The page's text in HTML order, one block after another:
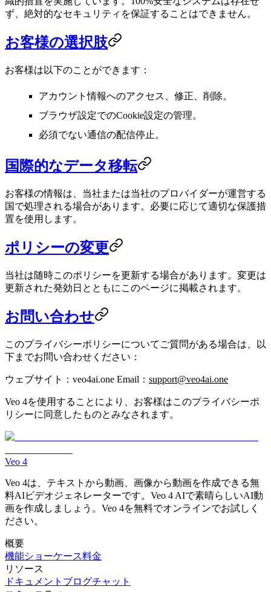
ず、絶対的なセキュリティを保証することはできません。
お客様の選択肢
お客様は以下のことができます：
アカウント情報へのアクセス、修正、削除。
ブラウザ設定でのCookie設定の管理。
必須でない通信の配信停止。
国際的なデータ移転
お客様の情報は、当社または当社のプロバイダーが運営する
国で処理される場合があります。必要に応じて適切な保護措
置を使用します。
ポリシーの変更
当社は随時このポリシーを更新する場合があります。変更は
更新された発効日とともにこのページに掲載されます。
お問い合わせ
このプライバシーポリシーについてご質問がある場合は、以
下までお問い合わせください：
ウェブサイト ：veo4ai.one Email ： support@veo4ai.one
Veo 4を使用することにより、お客様はこのプライバシーポ
リシーに同意したものとみなされます。
Veo 4
Veo 4は、テキストから動画、画像から動画を作成できる無
料AIビデオジェネレーターです。Veo 4 AIで素晴らしいAI動
画を作成しましょう。Veo 4を無料でオンラインでお試しく
ださい。
概要
機能ショーケース料金
リソース
ドキュメント ブログチャット